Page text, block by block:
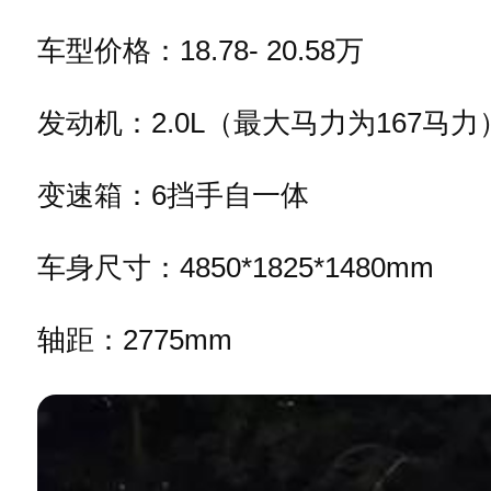
车型价格：18.78- 20.58万
发动机：2.0L（最大马力为167马力
变速箱：6挡手自一体
车身尺寸：4850*1825*1480mm
轴距：2775mm